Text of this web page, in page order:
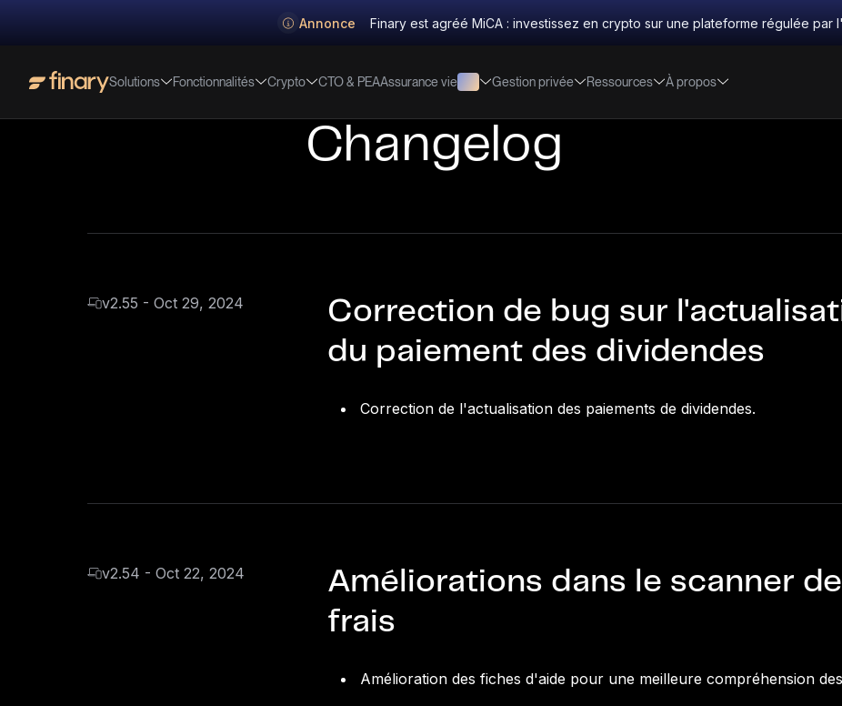
Annonce Finary est agréé MiCA : investissez en crypto sur une plateforme régulée par
Solutions Fonctionnalités Crypto CTO & PEAAssurance vie Gestion privée Ressources À propos
Changelog
v2.55 - Oct 29, 2024
Correction de bug sur
du paiement des dividendes
Correction de l'actualisation des paiements de dividendes.
v2.54 - Oct 22, 2024
Améliorations dans le scanner de
frais
Amélioration des fiches d'aide pour une meilleure compréhension